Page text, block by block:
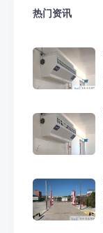
热门资讯